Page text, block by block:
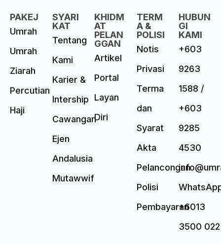
PAKEJ
Umrah
Umrah
Ziarah
Percutian
Haji
SYARI
KAT
Tentang
Kami
Karier &
Intership
Cawangan
Ejen
Andalusia
Mutawwif
KHIDM
AT
PELAN
GGAN
Artikel
Portal
Layan
Diri
TERM
A &
POLISI
Notis
Privasi
Terma
dan
Syarat
Akta
Pelancongan
Polisi
Pembayaran
HUBUN
GI
KAMI
+603
9263
1588 /
+603
9285
4530
+6013
3500 022